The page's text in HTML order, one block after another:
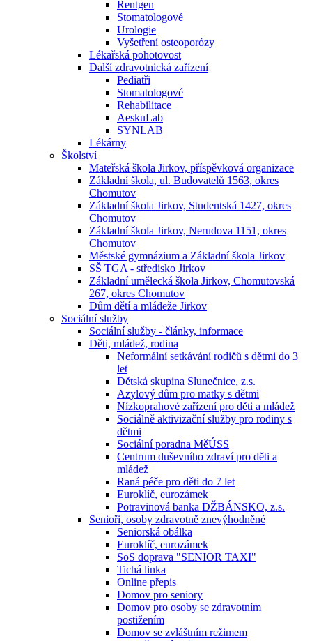
Rentgen
Stomatologové
Urologie
Vyšetření osteoporózy
Lékařská pohotovost
Další zdravotnická zařízení
Pediatři
Stomatologové
Rehabilitace
AeskuLab
SYNLAB
Lékárny
Školství
Mateřská škola Jirkov, příspěvková organizace
Základní škola, ul. Budovatelů 1563, okres
Chomutov
Základní škola Jirkov, Studentská 1427, okres
Chomutov
Základní škola Jirkov, Nerudova 1151, okres
Chomutov
Městské gymnázium a Základní škola Jirkov
SŠ TGA - středisko Jirkov
Základní umělecká škola Jirkov, Chomutovská
267, okres Chomutov
Dům dětí a mládeže Jirkov
Sociální služby
Sociální služby - články, informace
Děti, mládež, rodina
Neformální setkávání rodičů s dětmi do 3
let
Dětská skupina Slunečnice, z.s.
Azylový dům pro matky s dětmi
Nízkoprahové zařízení pro děti a mládež
Sociálně aktivizační služby pro rodiny s
dětmi
Sociální poradna MěÚSS
Centrum duševního zdraví pro děti a
mládež
Raná péče pro děti do 7 let
Euroklíč, eurozámek
Potravinová banka DŽBÁNSKO, z.s.
Senioři, osoby zdravotně znevýhodněné
Seniorská obálka
Euroklíč, eurozámek
SoS doprava "SENIOR TAXI"
Tichá linka
Online přepis
Domov pro seniory
Domov pro osoby se zdravotním
postižením
Domov se zvláštním režimem